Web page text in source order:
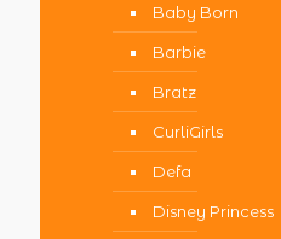
Baby Born
Barbie
Bratz
CurliGirls
Defa
Disney Princess